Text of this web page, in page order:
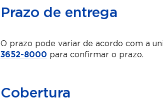
Prazo de entrega
O prazo pode variar de acordo com a
3652-8000 para confirmar o prazo.
Cobertura